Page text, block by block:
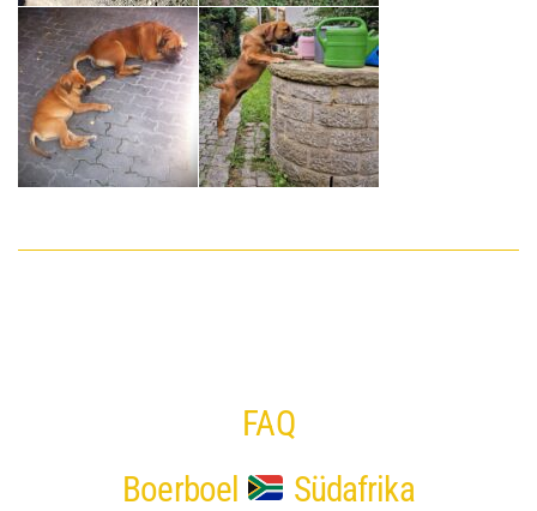
FAQ
Boerboel
Südafrika